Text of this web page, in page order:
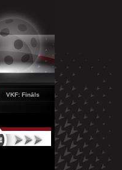
VKF: Fināls
BRGD